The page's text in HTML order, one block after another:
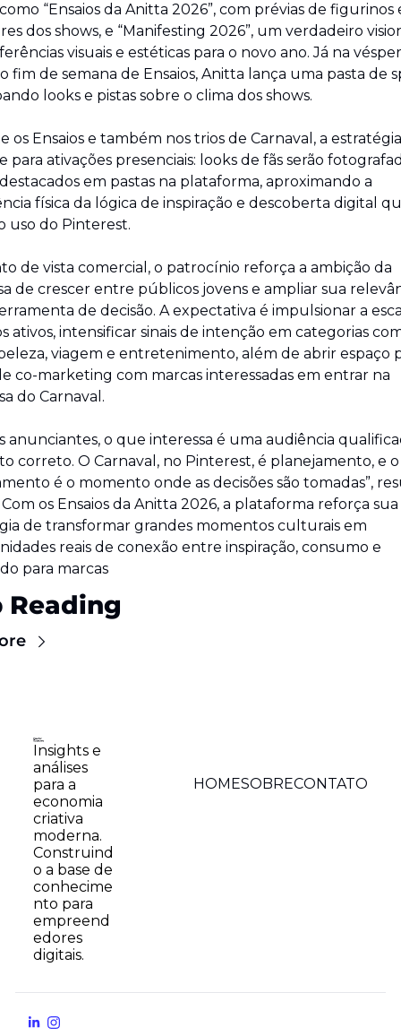
“Ensaios da Anitta 2026”, com prévias de figurinos
dos shows, e “Manifesting 2026”, um verdadeiro
visuais e estéticas para o novo ano. Já na
fim de semana de Ensaios, Anitta lança uma pasta de
looks e pistas sobre o clima dos shows.
os Ensaios e também nos trios de Carnaval, a
para ativações presenciais: looks de fãs serão
em pastas na plataforma, aproximando a
física da lógica de inspiração e descoberta digital
uso do Pinterest.
de vista comercial, o patrocínio reforça a ambição da
de crescer entre públicos jovens e ampliar sua
de decisão. A expectativa é impulsionar a
ativos, intensificar sinais de intenção em categorias
viagem e entretenimento, além de abrir espaço
co-marketing com marcas interessadas em entrar na
do Carnaval.
anunciantes, o que interessa é uma audiência
correto. O Carnaval, no Pinterest, é planejamento, e o
é o momento onde as decisões são tomadas”,
Com os Ensaios da Anitta 2026, a plataforma reforça sua
de transformar grandes momentos culturais em
reais de conexão entre inspiração, consumo e
para marcas
Reading
Insights e
análises
para a
economia
criativa
moderna.
Construind
o a base de
conhecime
nto para
empreend
edores
digitais.
HOMESOBRECONTATO